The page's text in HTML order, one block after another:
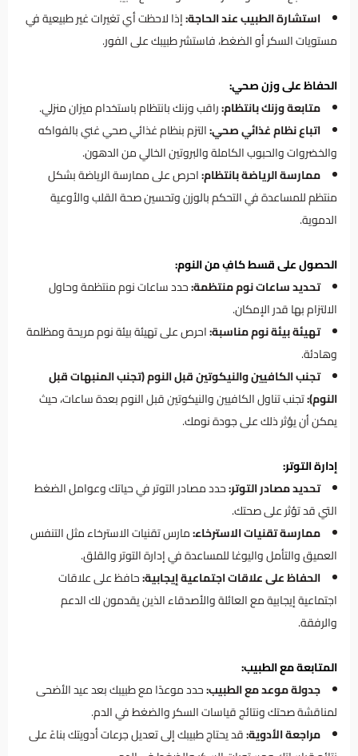
استشارة الطبيب عند الحاجة:إذا لاحظت أي تغيرات غير طبيعية في
مستويات السكر أو الضغط، فاستشر طبيبك على الفور.
الحفاظ على وزن صحي:
متابعة وزنك بانتظام:راقب وزنك بانتظام باستخدام ميزان منزلي.
اتباع نظام غذائي صحي:التزم بنظام غذائي صحي غني بالفواكه
والخضروات والحبوب الكاملة والبروتين الخالي من الدهون.
ممارسة الرياضة بانتظام:احرص على ممارسة الرياضة بشكل
منتظم للمساعدة في التحكم بالوزن وتحسين صحة القلب والأوعية
الدموية.
الحصول على قسط كافٍ من النوم:
تحديد ساعات نوم منتظمة:حدد ساعات نوم منتظمة وحاول
الالتزام بها قدر الإمكان.
تهيئة بيئة نوم مناسبة:احرص على تهيئة بيئة نوم مريحة ومظلمة
وهادئة.
تجنب الكافيين والنيكوتين قبل النوم (تجنب المنبهات قبل
النوم):تجنب تناول الكافيين والنيكوتين قبل النوم بعدة ساعات، حيث
يمكن أن يؤثر ذلك على جودة نومك.
إدارة التوتر:
تحديد مصادر التوتر:حدد مصادر التوتر في حياتك وعوامل الضغط
التي قد تؤثر على صحتك.
ممارسة تقنيات الاسترخاء:مارس تقنيات الاسترخاء مثل التنفس
العميق والتأمل واليوغا للمساعدة في إدارة التوتر والقلق.
الحفاظ على علاقات اجتماعية إيجابية:حافظ على علاقات
اجتماعية إيجابية مع العائلة والأصدقاء الذين يقدمون لك الدعم
والرفقة.
المتابعة مع الطبيب:
جدولة موعد مع الطبيب:حدد موعدًا مع طبيبك بعد عيد الأضحى
لمناقشة صحتك ونتائج قياسات السكر والضغط في الدم.
مراجعة الأدوية:قد يحتاج طبيبك إلى تعديل جرعات أدويتك بناءً على